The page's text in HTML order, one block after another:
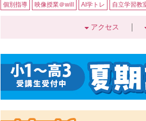
個別指導 映像授業＠will AI学トレ 自立学習教
アクセス